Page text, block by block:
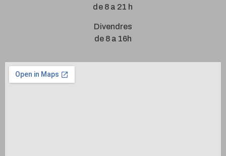
de 8 a 21 h
Divendres
de 8 a 16h